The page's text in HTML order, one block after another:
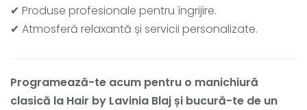
✔ Produse profesionale pentru îngrijire.
✔ Atmosferă relaxantă și servicii personalizate.
Programează-te acum pentru o manichiură
clasică la Hair by Lavinia Blaj și bucură-te de un